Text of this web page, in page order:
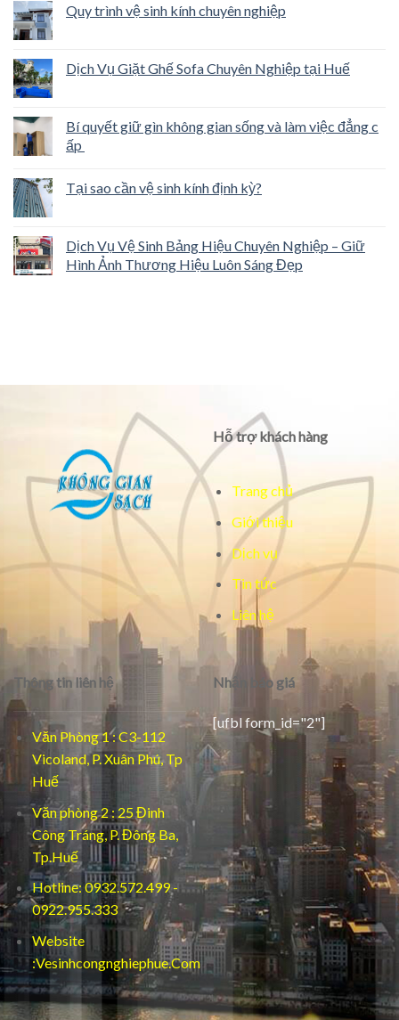
Quy trình vệ sinh kính chuyên nghiệp
Dịch Vụ Giặt Ghế Sofa Chuyên Nghiệp tại Huế
Bí quyết giữ gìn không gian sống và làm việc đẳng c
ấp
Tại sao cần vệ sinh kính định kỳ?
Dịch Vụ Vệ Sinh Bảng Hiệu Chuyên Nghiệp – Giữ
Hình Ảnh Thương Hiệu Luôn Sáng Đẹp
Hỗ trợ khách hàng
Trang chủ
Giới thiệu
Dịch vụ
Tin tức
Liên hệ
Thông tin liên hệ
Văn Phòng 1 : C3-112
Vicoland, P. Xuân Phú, Tp
Huế
Văn phòng 2 : 25 Đinh
Công Tráng, P. Đông Ba,
Tp.Huế
Hotline: 0932.572.499 -
0922.955.333
Website
:Vesinhcongnghiephue.Com
Nhận báo giá
[ufbl form_id="2"]